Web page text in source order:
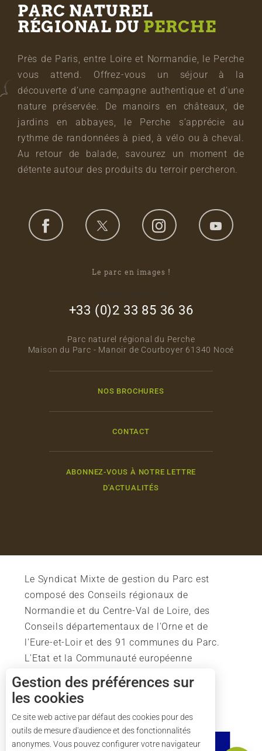
Tarifs
PARC NATUREL
RÉGIONAL DU PERCHE
Près de Paris, entre Loire et Normandie, le Perche
vous attend. Offrez-vous un séjour à la
découverte d’une campagne authentique et d’une
nature préservée. De manoirs en châteaux, de
jardins en abbayes, le Perche s’apprécie au
rythme de randonnées à pied, à vélo ou à cheval.
Au retour de balade, savourez un moment de
détente autour des produits du terroir percheron.
Le parc en images !
+33 (0)2 33 85 36 36
Parc naturel régional du Perche
Maison du Parc - Manoir de Courboyer 61340 Nocé
NOS BROCHURES
CONTACT
ABONNEZ-VOUS À NOTRE LETTRE
D'ACTUALITÉS
Le Syndicat Mixte de gestion du Parc est
composé des Conseils régionaux de
Normandie et du Centre-Val de Loire, des
Conseils départementaux de l'Orne et de
l'Eure-et-Loir et des 91 communes du Parc.
L'Etat et la Communauté européenne
soutiennent également l'action du Parc.
Gestion des préférences sur
les cookies
Ce site web active par défaut des cookies pour des
outils de mesure d'audience et des fonctionnalités
anonymes. Vous pouvez configurer votre navigateur